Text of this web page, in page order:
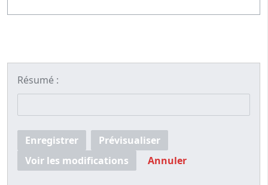
Résumé :
Enregistrer
Prévisualiser
Voir les modifications
Annuler